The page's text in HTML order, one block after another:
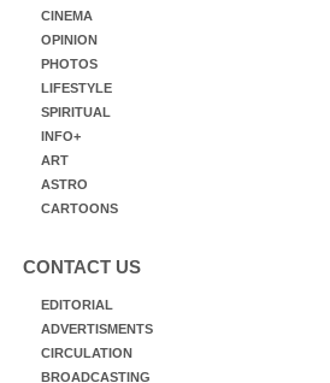
CINEMA
OPINION
PHOTOS
LIFESTYLE
SPIRITUAL
INFO+
ART
ASTRO
CARTOONS
CONTACT US
EDITORIAL
ADVERTISMENTS
CIRCULATION
BROADCASTING